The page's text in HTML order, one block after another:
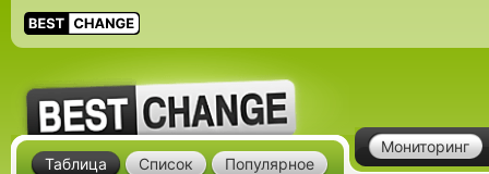
Мониторинг
Таблица Список Популярное